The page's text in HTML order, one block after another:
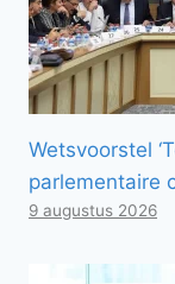
Wetsvoorstel
parlementaire
9 augustus 2026